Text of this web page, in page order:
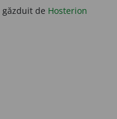
găzduit de Hosterion